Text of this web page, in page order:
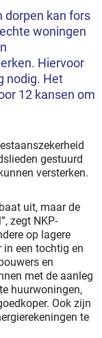
dorpen kan fors
woningen
Hiervoor
nodig. Het
12 kansen om
gestuurd
versterken.
uit, maar de
zegt NKP-
op lagere
een tochtig en
en
met de aanleg
huurwoningen,
Ook zijn
te